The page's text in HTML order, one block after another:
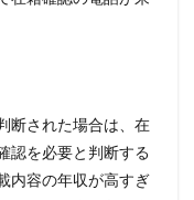
断された場合は、在
認を必要と判断する
内容の年収が高すぎ